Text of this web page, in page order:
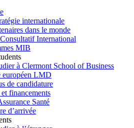
internationale
dans le monde
International
MIB
à Clermont School of Business
européen LMD
de candidature
financements
Santé
d’arrivée